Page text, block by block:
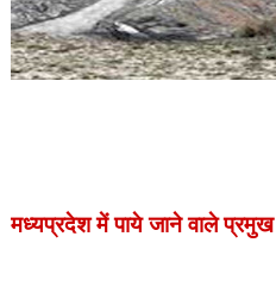
मध्यप्रदेश में पाये जाने वाले